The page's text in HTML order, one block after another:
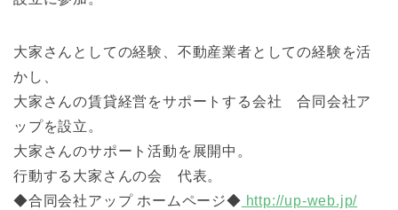
大家さんとしての経験、不動産業者としての経験を活
かし、
大家さんの賃貸経営をサポートする会社 合同会社ア
ップを設立。
大家さんのサポート活動を展開中。
行動する大家さんの会 代表。
◆合同会社アップ ホームページ◆ http://up-web.jp/